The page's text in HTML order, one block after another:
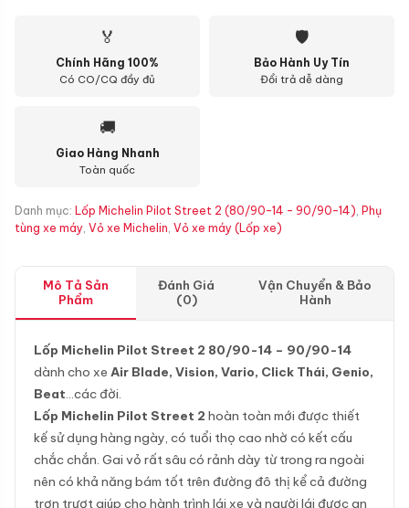
🏅
Chính Hãng 100%
Có CO/CQ đầy đủ
🛡
Bảo Hành Uy Tín
Đổi trả dễ dàng
🚚
Giao Hàng Nhanh
Toàn quốc
Danh mục: Lốp Michelin Pilot Street 2 (80/90-14 - 90/90-14), Phụ
tùng xe máy, Vỏ xe Michelin, Vỏ xe máy (Lốp xe)
Mô Tả Sản
Phẩm
Đánh Giá
(0)
Vận Chuyển & Bảo
Hành
Lốp Michelin Pilot Street 2 80/90-14 – 90/90-14
dành cho xe Air Blade, Vision, Vario, Click Thái, Genio,
Beat…các đời.
Lốp Michelin Pilot Street 2 hoàn toàn mới được thiết
kế sử dụng hàng ngày, có tuổi thọ cao nhờ có kết cấu
chắc chắn. Gai vỏ rất sâu có rảnh dày từ trong ra ngoài
nên có khả năng bám tốt trên đường đô thị kể cả đường
trơn trượt giúp cho hành trình lái xe và người lái được an